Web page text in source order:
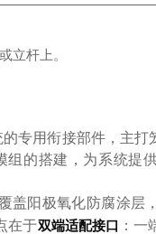
立杆上。
专用衔接部件，主打
的搭建，为系统提
盖阳极氧化防腐涂层
在于双端适配接口 ：